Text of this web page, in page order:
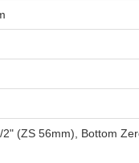
(ZS 56mm), Bottom